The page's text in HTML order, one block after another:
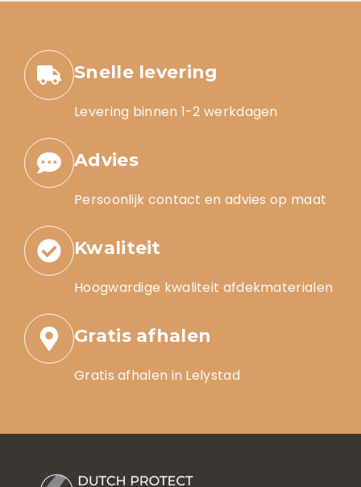
Snelle levering
Levering binnen 1-2 werkdagen
Advies
Persoonlijk contact en advies op maat
Kwaliteit
Hoogwardige kwaliteit afdekmaterialen
Gratis afhalen
Gratis afhalen in Lelystad